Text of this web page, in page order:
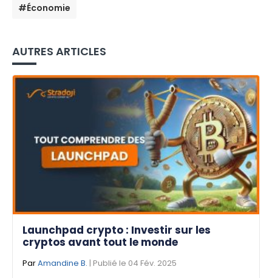
#Économie
AUTRES ARTICLES
Launchpad crypto : Investir sur les
cryptos avant tout le monde
ParAmandine B. | Publié le 04 Fév. 2025